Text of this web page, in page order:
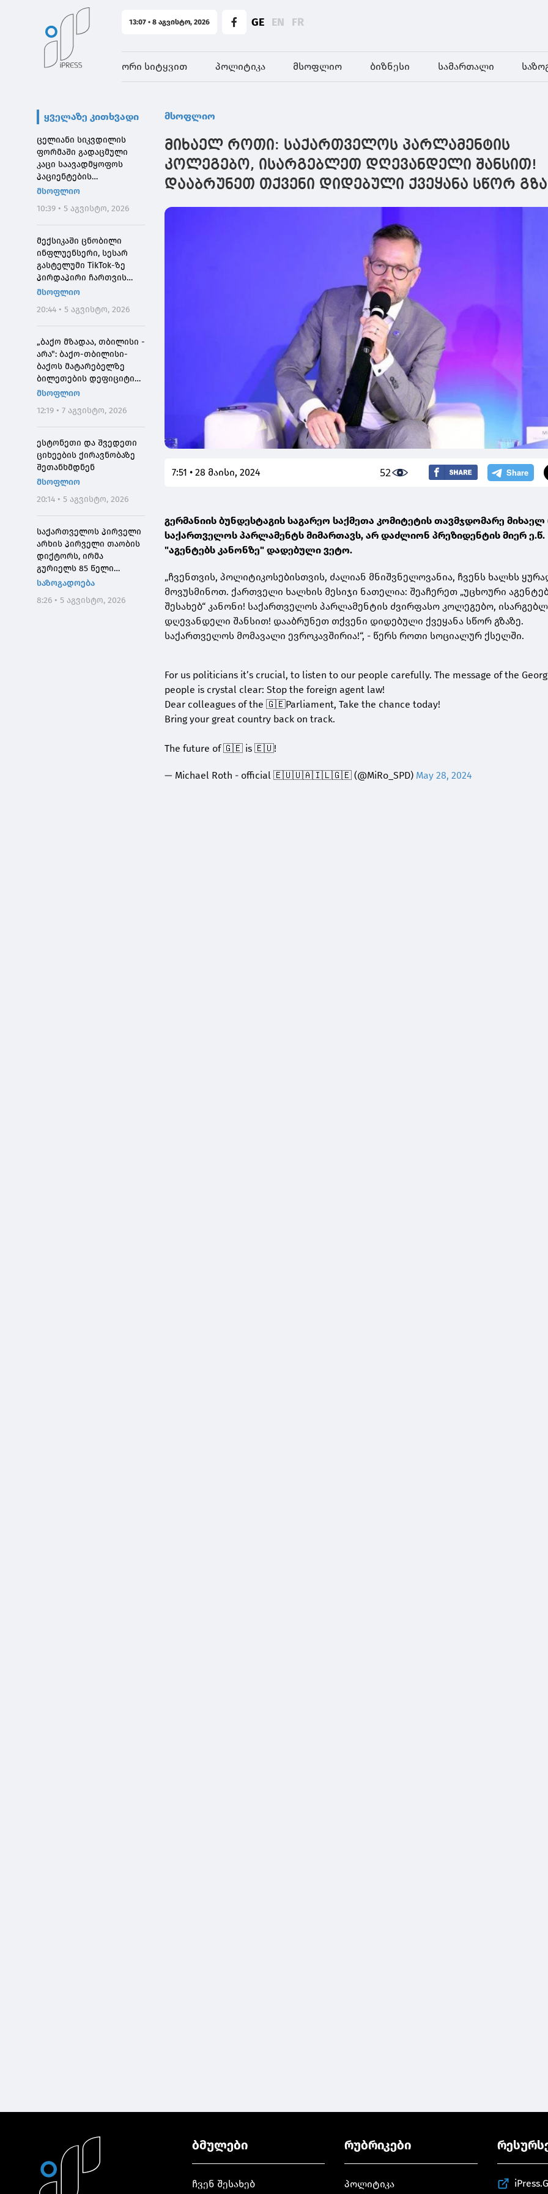
13:07 • 8 აგვისტო, 2026 GE EN FR
ორი სიტყვით პოლიტიკა მსოფლიო ბიზნესი სამართალი
ყველაზე კითხვადი
ცელიანი სიკვდილის
ფორმაში გადაცმული
კაცი საავადმყოფოს
პაციენტების
შეშინებისთვის
მსოფლიო
10:39 • 5 აგვისტო, 2026
მექსიკაში ცნობილი
ინფლუენსერი, სესარ
გასტელუმი TikTok-ზე
პირდაპირი ჩართვის
დროს მოკლეს
მსოფლიო
20:44 • 5 აგვისტო, 2026
„ბაქო მზადაა, თბილისი -
არა": ბაქო-თბილისი-
ბაქოს მატარებელზე
ბილეთების დეფიციტის
მიზეზი
მსოფლიო
12:19 • 7 აგვისტო, 2026
ესტონეთი და შვედეთი
ციხეების ქირავნობაზე
შეთანხმდნენ
მსოფლიო
20:14 • 5 აგვისტო, 2026
საქართველოს პირველი
არხის პირველი თაობის
დიქტორს, ირმა
გურიელს 85 წელი
შეუსრულდა
საზოგადოება
8:26 • 5 აგვისტო, 2026
მსოფლიო
მიხაელ როთი: საქართველოს პარლამენტის
კოლეგებო, ისარგებლეთ დღევანდელი შანსით!
დააბრუნეთ თქვენი დიდებული ქვეყანა სწორ
7:51 • 28 მაისი, 2024 52
გერმანიის ბუნდესტაგის საგარეო საქმეთა კომიტეტის თავმჯდომარე
საქართველოს პარლამენტს მიმართავს, არ დაძლიონ პრეზიდენტის მიერ ე.წ.
"აგენტებს კანონზე" დადებული ვეტო.
„ჩვენთვის, პოლიტიკოსებისთვის, ძალიან მნიშვნელოვანია, ჩვენს ხალხს
მოვუსმინოთ. ქართველი ხალხის მესიჯი ნათელია: შეაჩერეთ „უცხოური
შესახებ“ კანონი! საქართველოს პარლამენტის ძვირფასო კოლეგებო,
დღევანდელი შანსით! დააბრუნეთ თქვენი დიდებული ქვეყანა სწორ გზაზე.
საქართველოს მომავალი ევროკავშირია!“, - წერს როთი სოციალურ ქსელში.
For us politicians it’s crucial, to listen to our people carefully. The message of the
people is crystal clear: Stop the foreign agent law!
Dear colleagues of the 🇬🇪Parliament, Take the chance today!
Bring your great country back on track.
The future of 🇬🇪 is 🇪🇺!
— Michael Roth - official 🇪🇺🇺🇦🇮🇱🇬🇪 (@MiRo_SPD) May 28, 2024
ბმულები
ჩვენ შესახებ
რუბრიკები
პოლიტიკა